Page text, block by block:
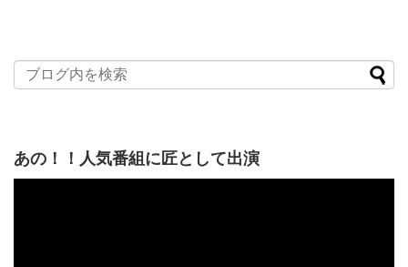
あの！！人気番組に匠として出演